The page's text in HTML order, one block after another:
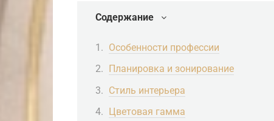
Содержание
Особенности профессии
Планировка и зонирование
Стиль интерьера
Цветовая гамма